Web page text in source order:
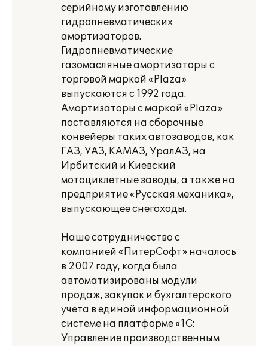
серийному изготовлению
гидропневматических
амортизаторов.
Гидропневматические
газомасляные амортизаторы с
торговой маркой «Plaza»
выпускаются с 1992 года.
Амортизаторы с маркой «Plaza»
поставляются на сборочные
конвейеры таких автозаводов, как
ГАЗ, УАЗ, КАМАЗ, УралАЗ, на
Ирбитский и Киевский
мотоциклетные заводы, а также на
предприятие «Русская механика»,
выпускающее снегоходы.
Наше сотрудничество с
компанией «ПитерСофт» началось
в 2007 году, когда была
автоматизированы модули
продаж, закупок и бухгалтерского
учета в единой информационной
системе на платформе «1С:
Управление производственным